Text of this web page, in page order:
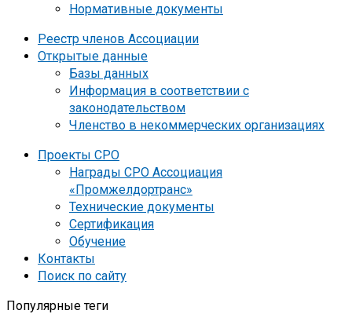
Нормативные документы
Реестр членов Ассоциации
Открытые данные
Базы данных
Информация в соответствии с
законодательством
Членство в некоммерческих организациях
Проекты СРО
Награды СРО Ассоциация
«Промжелдортранс»
Технические документы
Сертификация
Обучение
Контакты
Поиск по сайту
Популярные теги